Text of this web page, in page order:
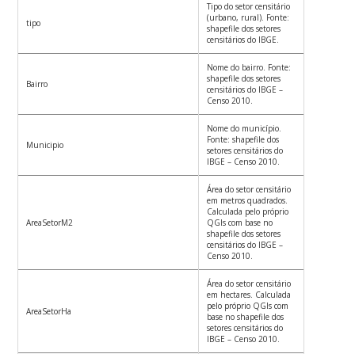
tipo
Tipo do setor censitário
(urbano, rural). Fonte:
shapefile dos setores
censitários do IBGE.
Bairro
Nome do bairro. Fonte:
shapefile dos setores
censitários do IBGE –
Censo 2010.
Municipio
Nome do município.
Fonte: shapefile dos
setores censitários do
IBGE – Censo 2010.
AreaSetorM2
Área do setor censitário
em metros quadrados.
Calculada pelo próprio
QGIs com base no
shapefile dos setores
censitários do IBGE –
Censo 2010.
AreaSetorHa
Área do setor censitário
em hectares. Calculada
pelo próprio QGIs com
base no shapefile dos
setores censitários do
IBGE – Censo 2010.